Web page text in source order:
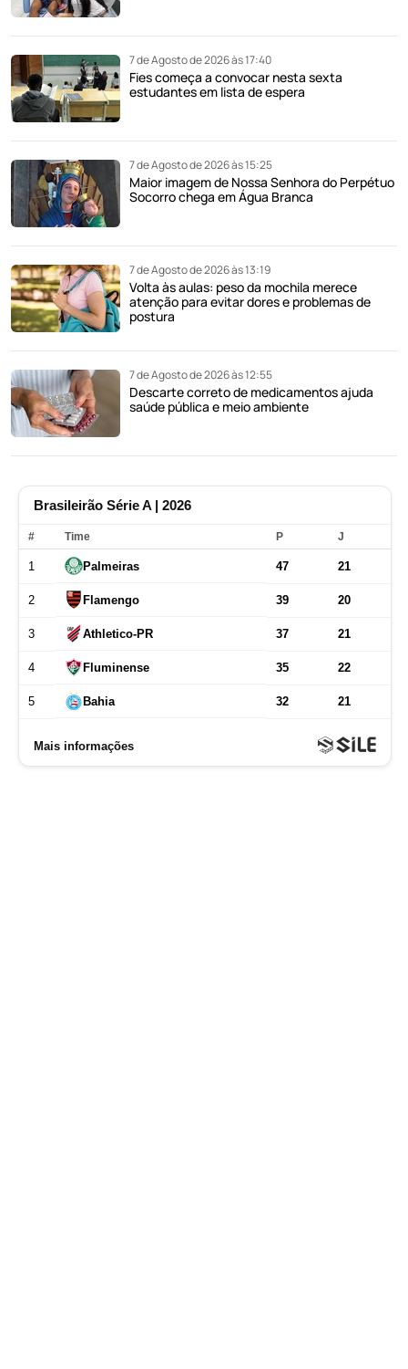
7 de Agosto de 2026 às 17:40
Fies começa a convocar nesta sexta
estudantes em lista de espera
7 de Agosto de 2026 às 15:25
Maior imagem de Nossa Senhora do Perpétuo
Socorro chega em Água Branca
7 de Agosto de 2026 às 13:19
Volta às aulas: peso da mochila merece
atenção para evitar dores e problemas de
postura
7 de Agosto de 2026 às 12:55
Descarte correto de medicamentos ajuda
saúde pública e meio ambiente